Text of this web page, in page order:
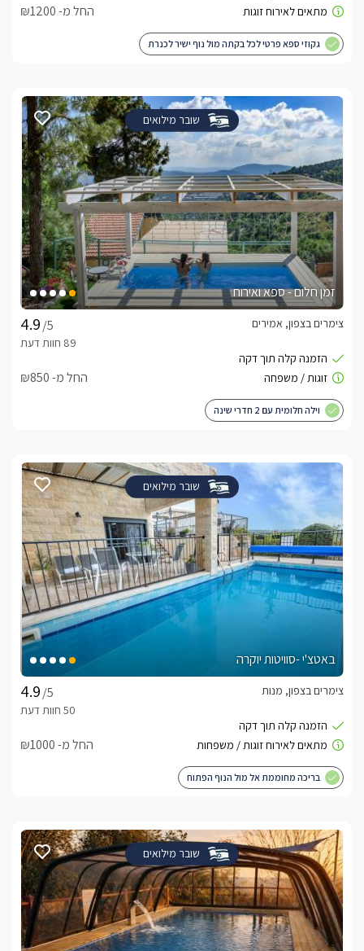
החל מ- ₪1200
גקוזי ספא פרטי לכל בקתה מול נוף ישיר לכנרת
שובר מילואים
זמן חלום - ספא ואירוח
/5
צימרים בצפון, אמירים
החל מ- ₪850
וילה חלומית עם 2 חדרי שינה
שובר מילואים
באטצ'י -סוויטות יוקרה
/5
צימרים בצפון, מנות
החל מ- ₪1000
בריכה מחוממת אל מול הנוף הפתוח
שובר מילואים